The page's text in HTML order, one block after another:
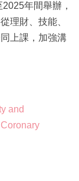
年間舉辦，
理財、技能、
上課，加強溝
and